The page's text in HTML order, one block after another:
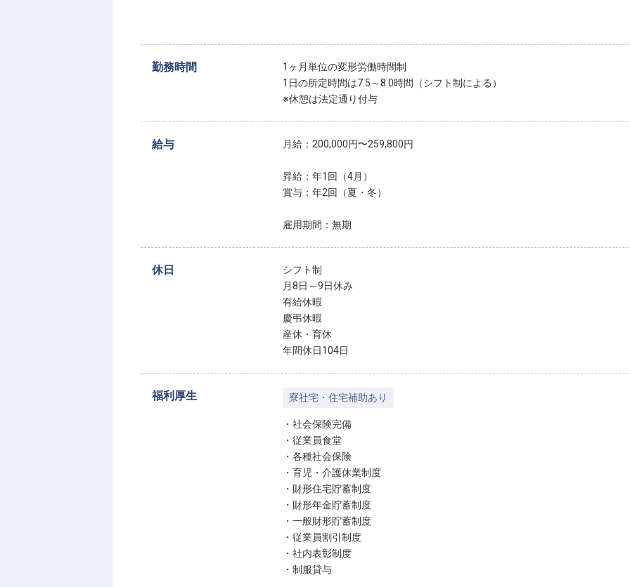
勤務時間
1ヶ月単位の変形労働時間制
1日の所定時間は7.5～8.0時間（シフト制による）
※休憩は法定通り付与
給与 月給：200,000円〜259,800円
昇給：年1回（4月）
賞与：年2回（夏・冬）
雇用期間：無期
休日
シフト制
月8日～9日休み
有給休暇
慶弔休暇
産休・育休
年間休日104日
福利厚生 寮社宅・住宅補助あり
・社会保険完備
・従業員食堂
・各種社会保険
・育児・介護休業制度
・財形住宅貯蓄制度
・財形年金貯蓄制度
・一般財形貯蓄制度
・従業員割引制度
・社内表彰制度
・制服貸与